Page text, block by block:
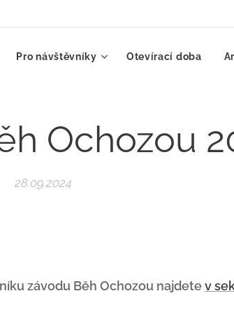
Pro návštěvníky Otevírací doba
Ochozou
28.09.2024
závodu Běh Ochozou najdetev